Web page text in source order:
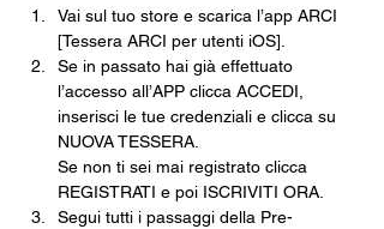
Vai sul tuo store e scarica l’app ARCI
[Tessera ARCI per utenti iOS].
Se in passato hai già effettuato
l’accesso all’APP clicca ACCEDI,
inserisci le tue credenziali e clicca su
NUOVA TESSERA.
Se non ti sei mai registrato clicca
REGISTRATI e poi ISCRIVITI ORA.
Segui tutti i passaggi della Pre-